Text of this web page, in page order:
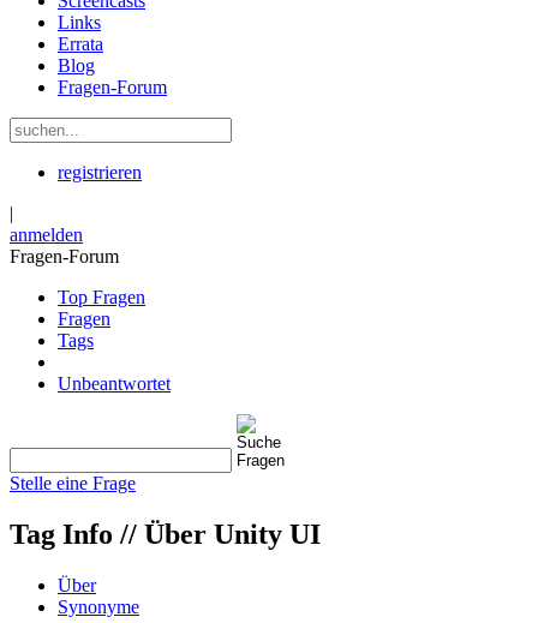
Links
Errata
Blog
Fragen-Forum
registrieren
|
anmelden
Fragen-Forum
Top Fragen
Fragen
Tags
Unbeantwortet
Stelle eine Frage
Tag Info // Über Unity UI
Über
Synonyme